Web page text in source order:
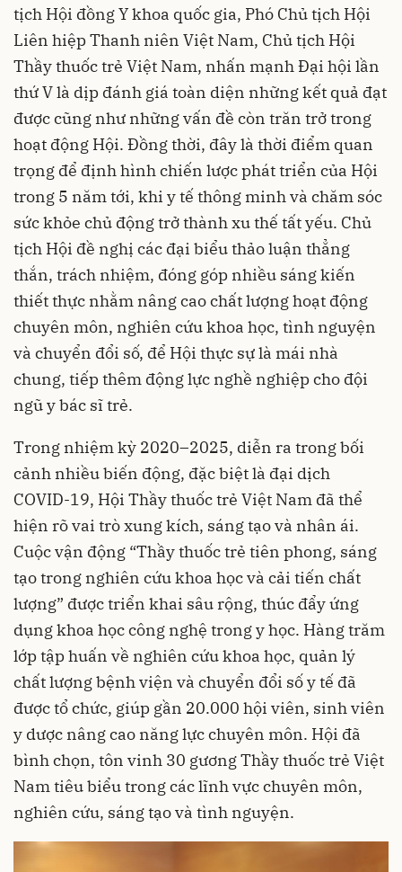
tịch Hội đồng Y khoa quốc gia, Phó Chủ tịch Hội
Liên hiệp Thanh niên Việt Nam, Chủ tịch Hội
Thầy thuốc trẻ Việt Nam, nhấn mạnh Đại hội lần
thứ V là dịp đánh giá toàn diện những kết quả đạt
được cũng như những vấn đề còn trăn trở trong
hoạt động Hội. Đồng thời, đây là thời điểm quan
trọng để định hình chiến lược phát triển của Hội
trong 5 năm tới, khi y tế thông minh và chăm sóc
sức khỏe chủ động trở thành xu thế tất yếu. Chủ
tịch Hội đề nghị các đại biểu thảo luận thẳng
thắn, trách nhiệm, đóng góp nhiều sáng kiến
thiết thực nhằm nâng cao chất lượng hoạt động
chuyên môn, nghiên cứu khoa học, tình nguyện
và chuyển đổi số, để Hội thực sự là mái nhà
chung, tiếp thêm động lực nghề nghiệp cho đội
ngũ y bác sĩ trẻ.
Trong nhiệm kỳ 2020–2025, diễn ra trong bối
cảnh nhiều biến động, đặc biệt là đại dịch
COVID-19, Hội Thầy thuốc trẻ Việt Nam đã thể
hiện rõ vai trò xung kích, sáng tạo và nhân ái.
Cuộc vận động “Thầy thuốc trẻ tiên phong, sáng
tạo trong nghiên cứu khoa học và cải tiến chất
lượng” được triển khai sâu rộng, thúc đẩy ứng
dụng khoa học công nghệ trong y học. Hàng trăm
lớp tập huấn về nghiên cứu khoa học, quản lý
chất lượng bệnh viện và chuyển đổi số y tế đã
được tổ chức, giúp gần 20.000 hội viên, sinh viên
y dược nâng cao năng lực chuyên môn. Hội đã
bình chọn, tôn vinh 30 gương Thầy thuốc trẻ Việt
Nam tiêu biểu trong các lĩnh vực chuyên môn,
nghiên cứu, sáng tạo và tình nguyện.